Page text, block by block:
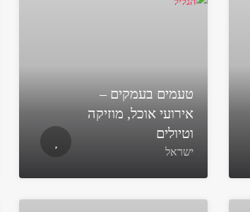
טעמים בעמקים –
אירועי אוכל, מוזיקה
וטיולים
ישראל